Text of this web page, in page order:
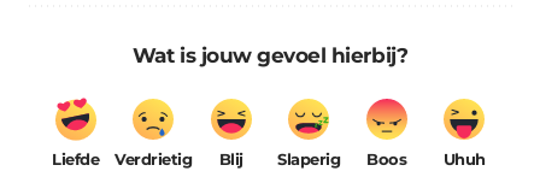
Wat is jouw gevoel hierbij?
Liefde Verdrietig Blij Slaperig Boos Uhuh